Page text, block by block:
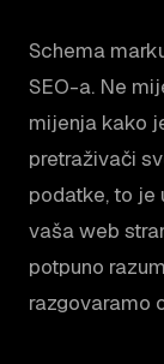
Schema
SEO-a. Ne
mijenja kako
pretraživači
podatke, to je
vaša web
potpuno
razgovaramo